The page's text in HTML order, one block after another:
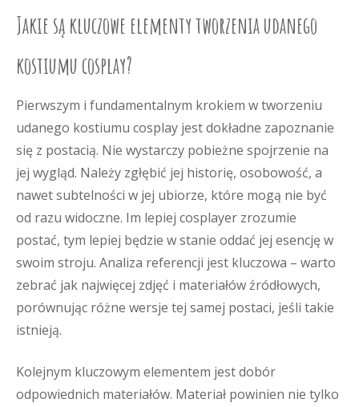
Jakie są kluczowe elementy tworzenia udanego
kostiumu cosplay?
Pierwszym i fundamentalnym krokiem w tworzeniu
udanego kostiumu cosplay jest dokładne zapoznanie
się z postacią. Nie wystarczy pobieżne spojrzenie na
jej wygląd. Należy zgłębić jej historię, osobowość, a
nawet subtelności w jej ubiorze, które mogą nie być
od razu widoczne. Im lepiej cosplayer zrozumie
postać, tym lepiej będzie w stanie oddać jej esencję w
swoim stroju. Analiza referencji jest kluczowa – warto
zebrać jak najwięcej zdjęć i materiałów źródłowych,
porównując różne wersje tej samej postaci, jeśli takie
istnieją.
Kolejnym kluczowym elementem jest dobór
odpowiednich materiałów. Materiał powinien nie tylko